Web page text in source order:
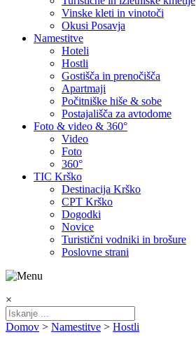
Vinske kleti in vinotoči
Okusi Posavja
Namestitve
Hoteli
Hostli
Gostišča in prenočišča
Apartmaji
Počitniške hiše & sobe
Postajališča za avtodome
Foto & video & 360°
Video
Foto
360°
TIC Krško
Destinacija Krško
CPT Krško
Dogodki
Novice
Turistični vodniki in brošure
Poslovne strani
×
Domov > Namestitve > Hostli